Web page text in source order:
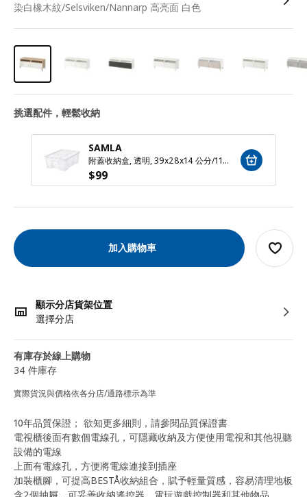
染白橡木紋/Selsviken/Nannarp 高亮面 白色
挑選配件，輕鬆收納
SAMLA
附蓋收納盒, 透明, 39x28x14 公分/11 公升
$99
加入購物車
顯示分店貨架位置
選擇分店
有庫存於線上購物
34 件庫存
實際貨況與價格依各分店/通路標示為準
10年品質保證； 欲知更多細則，請參閱品質保證書
電視櫃後面有數個電線孔，可隱藏收納及方便使用電視和其他視聽
設備的電線
上面有電線孔，方便將電線連接到插座
加裝櫃腳，可提高BESTÅ收納組合，賦予輕量質感，容易清理地板
含2個抽屜，可妥善收納遙控器、電玩遊戲控制器和其他物品